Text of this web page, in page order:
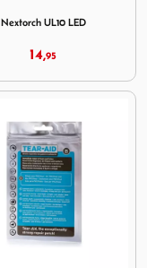
Nextorch UL10 LED
14,95